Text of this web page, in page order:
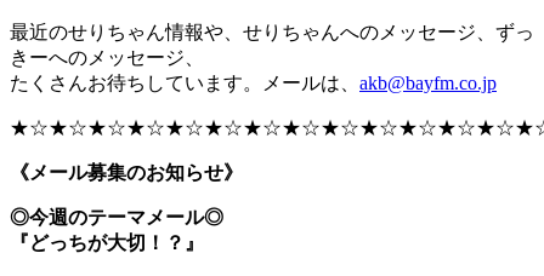
最近のせりちゃん情報や、せりちゃんへのメッセージ、ずっ
きーへのメッセージ、
たくさんお待ちしています。メールは、 akb@bayfm.co.jp
《メール募集のお知らせ》
◎今週のテーマメール◎
『どっちが大切！？』